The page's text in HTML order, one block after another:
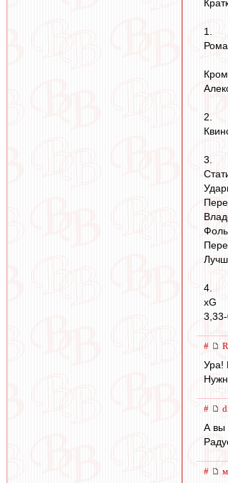
1.
2.
3.
4.
xG
#
Ура!
#
А вы
#